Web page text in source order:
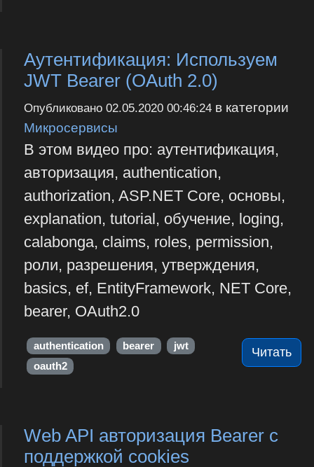
Аутентификация: Используем
JWT Bearer (OAuth 2.0)
Опубликовано 02.05.2020 00:46:24в категории
Микросервисы
В этом видео про: аутентификация,
авторизация, authentication,
authorization, ASP.NET Core, основы,
explanation, tutorial, обучение, loging,
calabonga, claims, roles, permission,
роли, разрешения, утверждения,
basics, ef, EntityFramework, NET Core,
bearer, OAuth2.0
Читать
authentication bearer
jwt
oauth2
Web API авторизация Bearer с
поддержкой cookies